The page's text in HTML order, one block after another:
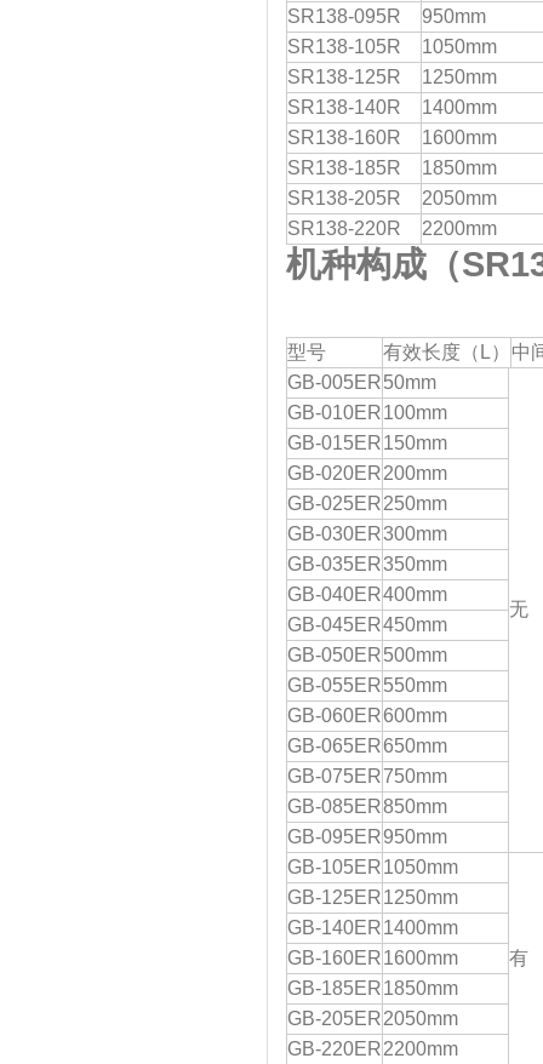
SR138-095R
950mm
SR138-105R
1050mm
SR138-125R
1250mm
SR138-140R
1400mm
SR138-160R
1600mm
SR138-185R
1850mm
SR138-205R
2050mm
SR138-220R
2200mm
机种构
型号 有效长度（L）
中
GB-005ER50mm
无
GB-010ER100mm
GB-015ER150mm
GB-020ER200mm
GB-025ER250mm
GB-030ER300mm
GB-035ER350mm
GB-040ER400mm
GB-045ER450mm
GB-050ER500mm
GB-055ER550mm
GB-060ER600mm
GB-065ER650mm
GB-075ER750mm
GB-085ER850mm
GB-095ER950mm
GB-105ER1050mm
有
GB-125ER1250mm
GB-140ER1400mm
GB-160ER1600mm
GB-185ER1850mm
GB-205ER2050mm
GB-220ER2200mm